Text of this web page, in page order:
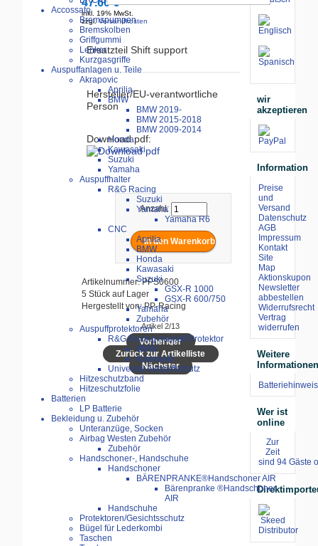
Accossato
Bremspumpen
Bremskolben
Griffgummi
Lenker
Kurzgasgriffe
Auspuffanlagen u. Teile
Akrapovic
Aprilia
BMW
BMW 2019-
BMW 2015-2018
BMW 2009-2014
Honda
Kawasaki
Suzuki
Yamaha
Auspuffhalter
R&G Racing
Suzuki
Yamaha
Yamaha R6
CNC
Aprilia
BMW
Honda
Kawasaki
Suzuki
GSX-R 1000
GSX-R 600/750
Yamaha
Zubehör
Auspuffprotektoren
R&G Racing Auspuff Protektor
BMW
Kawasaki
Universal Auspuffschutz
Hitzeschutzband
Hitzeschutzfolie
Batterien
LP Batterie
Bekleidung u. Zubehör
Unteranzüge, Socken
Airbag Westen Zubehör
Zubehör
Handschoner-, Handschuhe
Handschoner
BÄRENPRANKE®Handschoner AIR
Bärenpranke ®Handschoner
AIR
Handschuhe
Protektoren/Gesichtsschutz
Bügel für Lederkombi
Taschen
47.60 €
inkl. 19% MwSt.
zzgl.Versandkosten
Ersatzteil Shift support
Hersteller/EU-verantwortliche
Person
Download pdf:
Anzahl:
Artikelnummer: PPS0600
5 Stück auf Lager
Hergestellt von: PP-Racing
Artikel 2/13
Vorheriger
Zurück zur Artikelliste
Nächster
wir
akzeptieren
Information
Preise
und
Versand
Datenschutz
AGB
Impressum
Kontakt
Site
Map
Aktionskupon
Newsletter
abbestellen
Widerrufsrecht
Vertrag
widerrufen
Weitere
Batteriehinweis
Wer ist
online
Zur
Zeit
sind 94 Gäste